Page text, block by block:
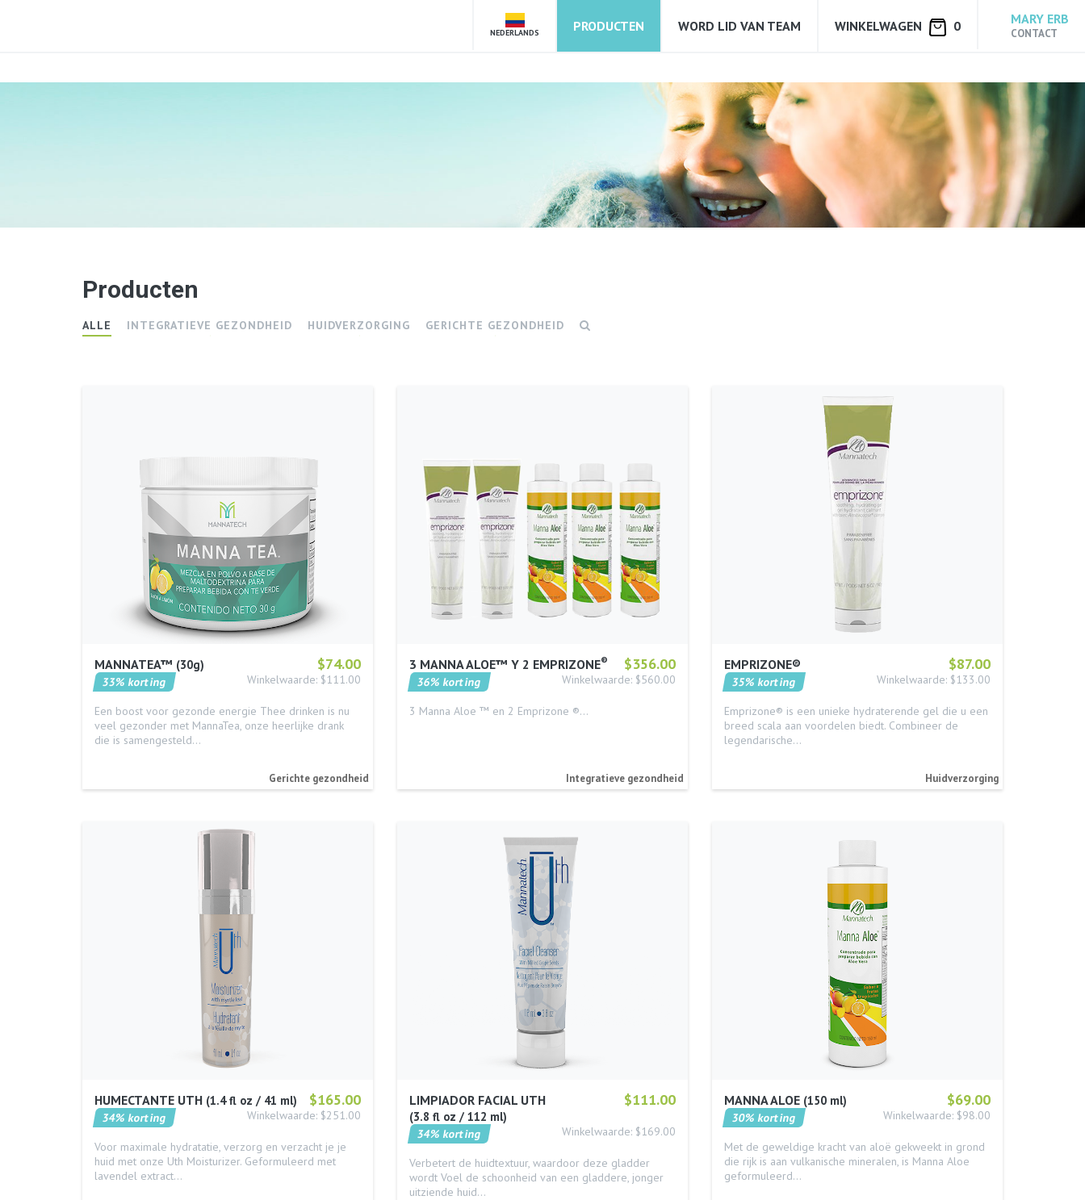
NEDERLANDS PRODUCTEN WORD LID VAN TEAM WINKELWAGEN 0 MARY ERB
CONTACT
Producten
ALLE INTEGRATIEVE GEZONDHEID HUIDVERZORGING GERICHTE GEZONDHEID
$74.00
MANNATEA™ 30g
Winkelwaarde: $111.00
33% korting
Een boost voor gezonde energie Thee drinken is nu
veel gezonder met MannaTea, onze heerlijke drank
die is samengesteld…
Gerichte gezondheid
$356.00
3 MANNA ALOE™ Y 2 EMPRIZONE®
Winkelwaarde: $560.00
36% korting
3 Manna Aloe ™ en 2 Emprizone ®…
Integratieve gezondheid
$87.00
EMPRIZONE®
Winkelwaarde: $133.00
35% korting
Emprizone® is een unieke hydraterende gel die u een
breed scala aan voordelen biedt. Combineer de
legendarische…
Huidverzorging
$165.00
HUMECTANTE UTH 1.4 fl oz / 41 ml
Winkelwaarde: $251.00
34% korting
Voor maximale hydratatie, verzorg en verzacht je je
huid met onze Uth Moisturizer. Geformuleerd met
lavendel extract…
$111.00
LIMPIADOR FACIAL UTH
3.8 fl oz / 112 ml
Winkelwaarde: $169.00
34% korting
Verbetert de huidtextuur, waardoor deze gladder
wordt Voel de schoonheid van een gladdere, jonger
uitziende huid…
$69.00
MANNA ALOE 150 ml
Winkelwaarde: $98.00
30% korting
Met de geweldige kracht van aloë gekweekt in grond
die rijk is aan vulkanische mineralen, is Manna Aloe
geformuleerd…